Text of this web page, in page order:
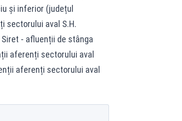
și inferior (județul
sectorului aval S.H.
Siret - afluenții de stânga
aferenți sectorului aval
aferenți sectorului aval